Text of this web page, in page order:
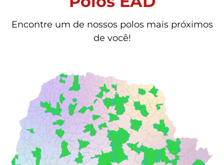
Encontre um de nossos polos mais próximos
de você!